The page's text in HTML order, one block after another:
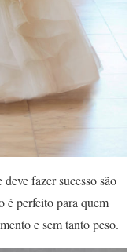
fazer sucesso são
é perfeito para quem
e sem tanto peso.